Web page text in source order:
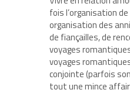
fois l’organisation
organisation des
de fiançailles, de
voyages
voyages
conjointe (parfois
tout une mince